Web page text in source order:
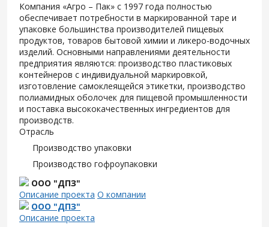
Компания «Агро – Пак» с 1997 года полностью
обеспечивает потребности в маркированной таре и
упаковке большинства производителей пищевых
продуктов, товаров бытовой химии и ликеро-водочных
изделий. Основными направлениями деятельности
предприятия являются: производство пластиковых
контейнеров с индивидуальной маркировкой,
изготовление самоклеящейся этикетки, производство
полиамидных оболочек для пищевой промышленности
и поставка высококачественных ингредиентов для
производств.
Отрасль
Производство упаковки
Производство гофроупаковки
ООО "ДПЗ"
Описание проекта О компании
ООО "ДПЗ"
Описание проекта